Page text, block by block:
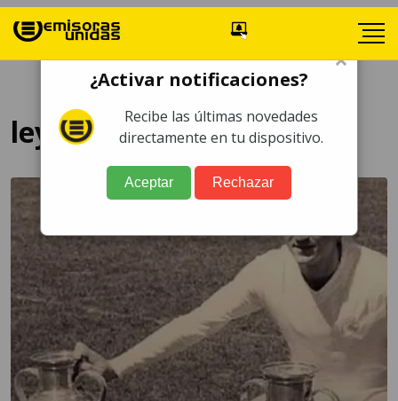
leyenda Real Madrid
×
¿Activar notificaciones?
Recibe las últimas novedades
directamente en tu dispositivo.
Aceptar Rechazar